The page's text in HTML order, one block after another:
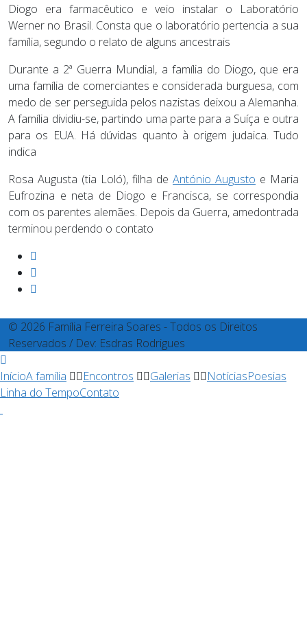
Diogo era farmacêutico e veio instalar o Laboratório
Werner no Brasil. Consta que o laboratório pertencia a sua
família, segundo o relato de alguns ancestrais
Durante a 2ª Guerra Mundial, a família do Diogo, que era
uma família de comerciantes e considerada burguesa, com
medo de ser perseguida pelos nazistas deixou a Alemanha.
A família dividiu-se, partindo uma parte para a Suíça e outra
para os EUA. Há dúvidas quanto à origem judaica. Tudo
indica
Rosa Augusta (tia Loló), filha de António Augusto e Maria
Eufrozina e neta de Diogo e Francisca, se correspondia
com os parentes alemães. Depois da Guerra, amedontrada
terminou perdendo o contato
© 2026 Família Ferreira Soares - Todos os Direitos
Reservados / Dev: Esdras Rodrigues
InícioA família Encontros Galerias NotíciasPoesias
Linha do TempoContato